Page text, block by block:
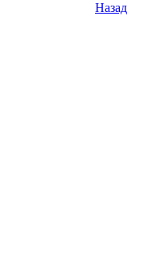
Назад